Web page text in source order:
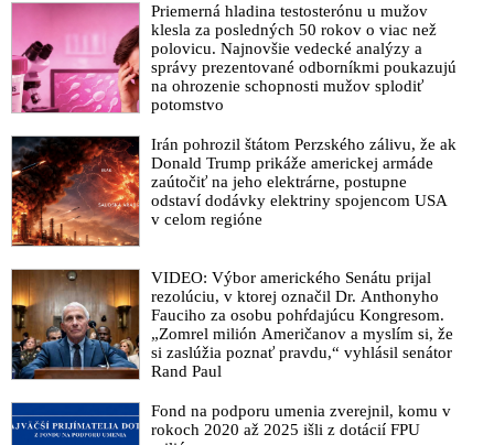
Priemerná hladina testosterónu u mužov
klesla za posledných 50 rokov o viac než
polovicu. Najnovšie vedecké analýzy a
správy prezentované odborníkmi poukazujú
na ohrozenie schopnosti mužov splodiť
potomstvo
Irán pohrozil štátom Perzského zálivu, že ak
Donald Trump prikáže americkej armáde
zaútočiť na jeho elektrárne, postupne
odstaví dodávky elektriny spojencom USA
v celom regióne
VIDEO: Výbor amerického Senátu prijal
rezolúciu, v ktorej označil Dr. Anthonyho
Fauciho za osobu pohŕdajúcu Kongresom.
„Zomrel milión Američanov a myslím si, že
si zaslúžia poznať pravdu,“ vyhlásil senátor
Rand Paul
Fond na podporu umenia zverejnil, komu v
rokoch 2020 až 2025 išli z dotácií FPU